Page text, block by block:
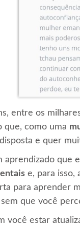
entre os
que, como uma
e quer
aprendizado que
e, para isso,
para aprender
que você
você estar